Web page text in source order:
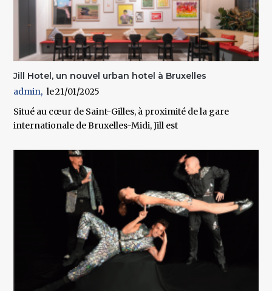
Jill Hotel, un nouvel urban hotel à Bruxelles
admin
21/01/2025
Situé au cœur de Saint-Gilles, à proximité de la gare
internationale de Bruxelles-Midi, Jill est